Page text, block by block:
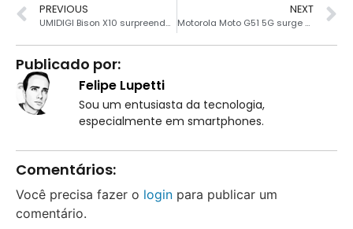
PREVIOUS
UMIDIGI Bison X10 surpreende em teste de durabilidade
NEXT
Motorola Moto G51 5G surge no Geekbench com chipset da Qualcomm
Publicado por:
Felipe Lupetti
Sou um entusiasta da tecnologia,
especialmente em smartphones.
Comentários:
Você precisa fazer o login para publicar um
comentário.